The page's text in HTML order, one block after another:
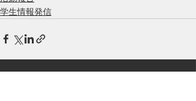
学生情報発信